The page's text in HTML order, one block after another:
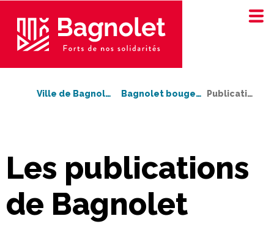
Ville de Bagnolet Bagnolet bouge ! Publications
Les publications
de Bagnolet